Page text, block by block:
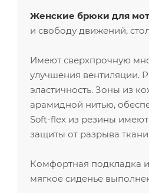
Женские брюки для
и свободу движений,
Имеют сверхпрочную
улучшения вентиляции.
эластичность. Зоны из
арамидной нитью,
Soft-flex из резины
защиты от разрыва
Комфортная подкладка
мягкое сиденье